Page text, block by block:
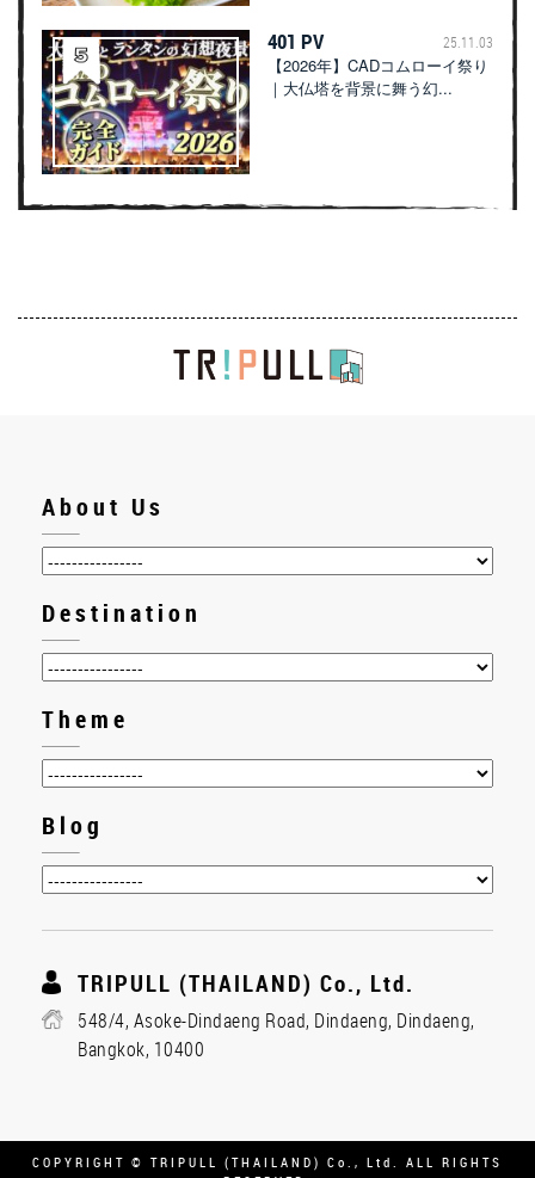
401 PV 25.11.03
【2026年】CADコムローイ祭り
｜大仏塔を背景に舞う幻...
About Us
Destination
Theme
Blog
TRIPULL (THAILAND) Co., Ltd.
548/4, Asoke-Dindaeng Road, Dindaeng, Dindaeng,
Bangkok, 10400
COPYRIGHT © TRIPULL (THAILAND) Co., Ltd. ALL RIGHTS